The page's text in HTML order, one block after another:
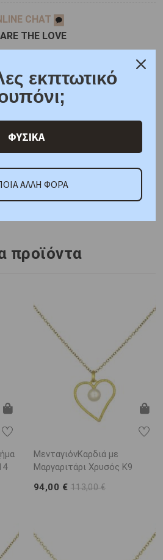
CHAT
THE LOVE
Γιατί εμάς Ρωτήστε μας
Μέταλλο : Λευκόχρυσος
Διαστάσεις: Μοτίφ: Ύψος
προϊόντα
ΜενταγιόνΚαρδιά με
Μαργαριτάρι Χρυσός K9
94,00 € 113,00 €
εκπτωτικό
ΦΥΣΙΚΑ
ΑΛΛΗ ΦΟΡΑ